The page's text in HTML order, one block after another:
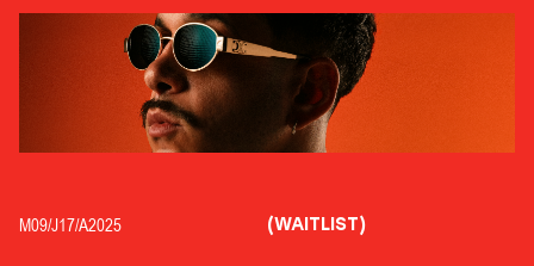
M09/J17/A2025 (WAITLIST)